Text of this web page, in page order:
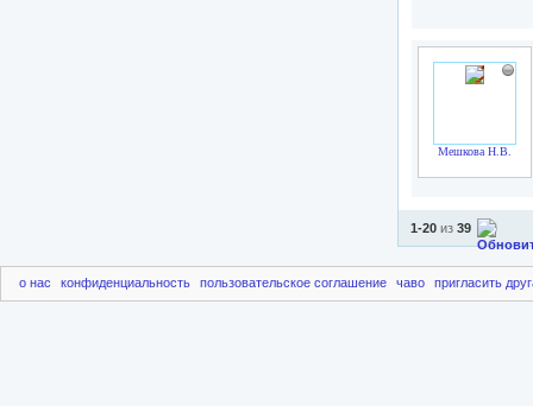
Мешкова Н.В.
1-20 из 39
о нас конфиденциальность пользовательское соглашение чаво пригласить